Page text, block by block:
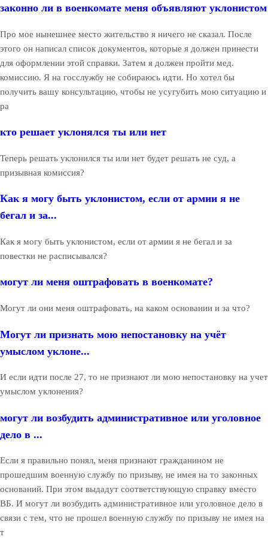
законно ли в военкомате меня объявляют уклонистом
Про мое нынешнее место жительство я ничего не сказал. После
этого он написал список документов, которые я должен принести
для оформлении этой справки. Затем я должен пройти мед.
комиссию. Я на госслужбу не собираюсь идти. Но хотел бы
получить вашу консультацию, чтобы не усугубить мою ситуацию и
ра
кто решает уклонялся ты или нет
Теперь решать уклонился ты или нет будет решать не суд, а
призывная комиссия?
Как я могу быть уклонистом, если от армии я не
бегал и за...
Как я могу быть уклонистом, если от армии я не бегал и за
повестки не расписывался?
могут ли меня оштрафовать в военкомате?
Могут ли они меня оштрафовать, на каком основании и за что?
Могут ли признать мою непостановку на учёт
умыслом уклоне...
И если идти после 27, то не признают ли мою непостановку на учет
умыслом уклонения?
могут ли возбудить административное или уголовное
дело в ...
Если я правильно понял, меня признают гражданином не
прошедшим военную службу по призыву, не имея на то законных
оснований. При этом выдадут соответствующую справку вместо
ВБ. И могут ли возбудить административное или уголовное дело в
связи с тем, что не прошел военную службу по призыву не имея на
т